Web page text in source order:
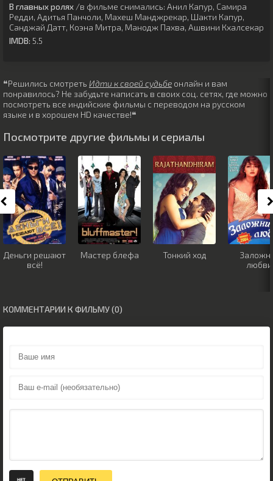
В главных ролях /в фильме снимались: Анил Капур, Самира
Редди, Адитья Панчоли, Махеш Манджрекар, Шакти Капур,
Санджай Датт, Коэна Митра, Манодж Пахва, Ашвини Кхалсекар
IMDB: 5.5
❝Решились смотреть Идти к своей судьбе онлайн и вам
понравилось? Не забудьте написать в своих соц. сетях, где можно
посмотреть все индийские фильмы с переводом на русском
языке и в хорошем HD качестве!❝
Посмотрите другие фильмы и сериалы
Деньги решают
всё!
Мастер блефа Тонкий ход
любви
КОММЕНТАРИИ К ФИЛЬМУ (0)